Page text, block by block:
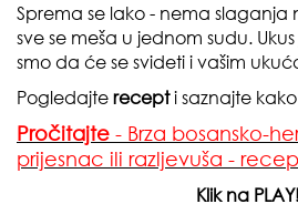
Sprema se lako - nema slaganja
sve se meša u jednom sudu.
smo da će se svideti i vašim
Pogledajte recept​i saznajte
Pročitajte - Brza bosansko-
prijesnac ili razljevuša -
Klik na PLAY!